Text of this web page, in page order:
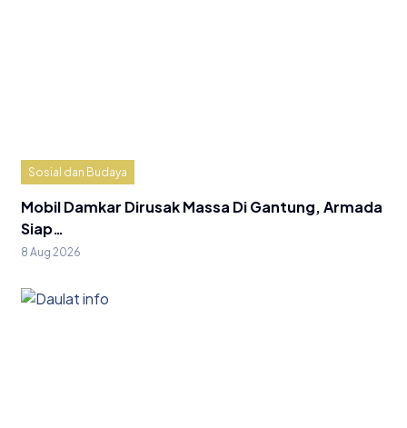
Sosial dan Budaya
Mobil Damkar Dirusak Massa Di Gantung, Armada
Siap…
8 Aug 2026